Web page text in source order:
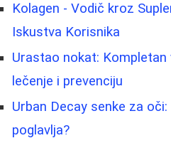
Kolagen - Vodič kroz
Iskustva Korisnika
Urastao nokat:
lečenje i prevenciju
Urban Decay senke za
poglavlja?